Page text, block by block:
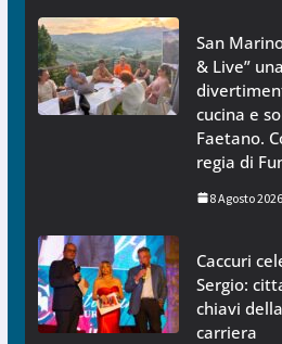
San
& Live”
cucina e
Faetano.
regia di
8 Agosto 2026
Caccuri
Sergio:
chiavi
carriera